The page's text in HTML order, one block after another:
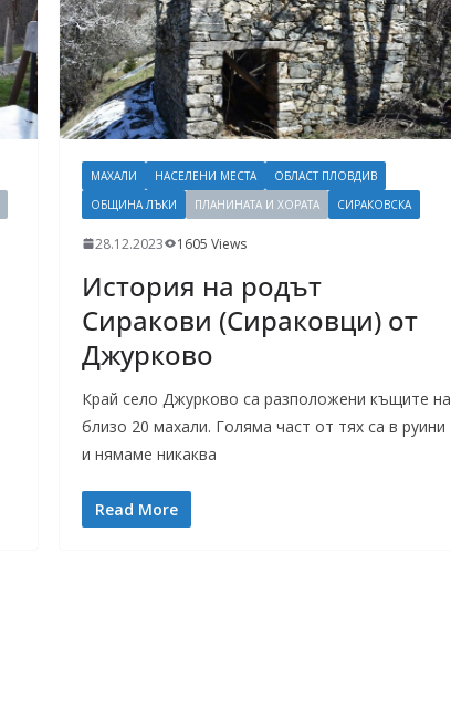
МАХАЛИ НАСЕЛЕНИ МЕСТА
ОБЛАСТ ПЛОВДИВ
ОБЩИНА ЛЪКИ
ПЛАНИНАТА И ХОРАТА СИРАКОВСКА
28.12.2023 1605 Views
История на родът
Сиракови (Сираковци) от
Джурково
Край село Джурково са разположени къщите на
близо 20 махали. Голяма част от тях са в руини
и нямаме никаква
Read More